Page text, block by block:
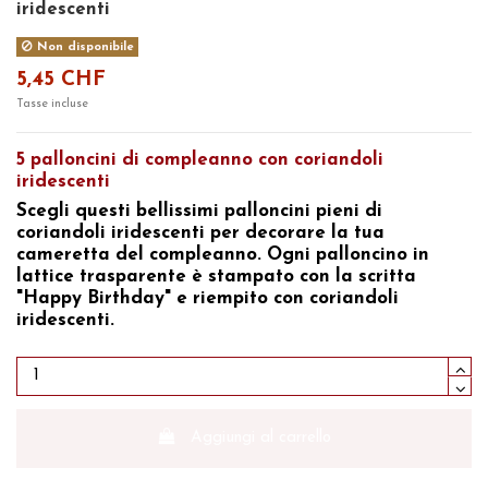
iridescenti
Non disponibile
5,45 CHF
Tasse incluse
5 palloncini di compleanno con coriandoli
iridescenti
Scegli questi bellissimi palloncini pieni di
coriandoli iridescenti per decorare la tua
cameretta del compleanno. Ogni palloncino in
lattice trasparente è stampato con la scritta
"Happy Birthday" e riempito con coriandoli
iridescenti.